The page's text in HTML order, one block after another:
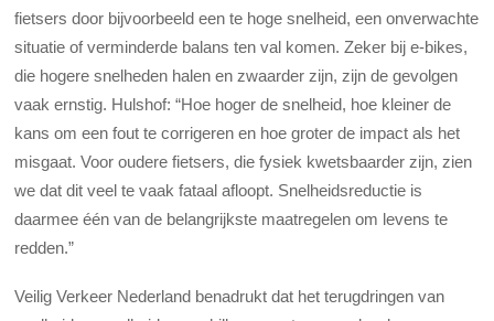
fietsers door bijvoorbeeld een te hoge snelheid, een onverwachte
situatie of verminderde balans ten val komen. Zeker bij e-bikes,
die hogere snelheden halen en zwaarder zijn, zijn de gevolgen
vaak ernstig. Hulshof: “Hoe hoger de snelheid, hoe kleiner de
kans om een fout te corrigeren en hoe groter de impact als het
misgaat. Voor oudere fietsers, die fysiek kwetsbaarder zijn, zien
we dat dit veel te vaak fataal afloopt. Snelheidsreductie is
daarmee één van de belangrijkste maatregelen om levens te
redden.”
Veilig Verkeer Nederland benadrukt dat het terugdringen van